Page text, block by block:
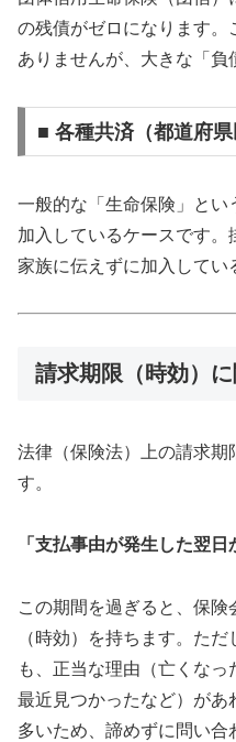
の残債がゼロになります。
ありませんが、大きな「負
■ 各種共済（都道府
一般的な「生命保険」とい
加入しているケースです
家族に伝えずに加入してい
請求期限（時効）
法律（保険法）上の請求
す。
「支払事由が発生した翌日
この期間を過ぎると、保険
（時効）を持ちます。た
も、正当な理由（亡くな
最近見つかったなど）があ
多いため、諦めずに問い合